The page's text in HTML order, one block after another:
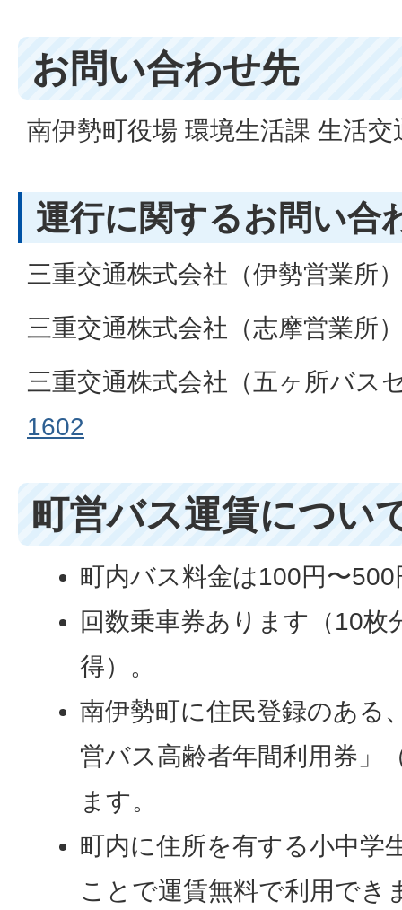
お問い合わせ先
南伊勢町役場 環境生活課 生活
運行に関するお問い合
三重交通株式会社（伊勢営業所
三重交通株式会社（志摩営業所
三重交通株式会社（五ヶ所バス
1602
町営バス運賃につい
町内バス料金は100円〜
回数乗車券あります（10枚
得）。
南伊勢町に住民登録のある
営バス高齢者年間利用券」
ます。
町内に住所を有する小中学
ことで運賃無料で利用でき